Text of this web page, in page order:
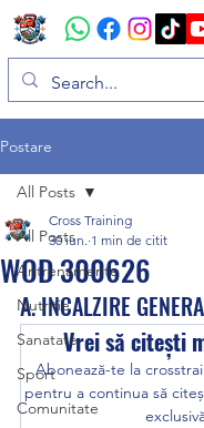
Postare
All Posts
Antrenamente
Nutritie
Sanatate
Sport
Comunitate
All Posts
WOD 300626
Cross Training
30 iun. 1 min de citit
A. INCALZIRE
Vrei să citești
Abonează-te la
pentru a continua să